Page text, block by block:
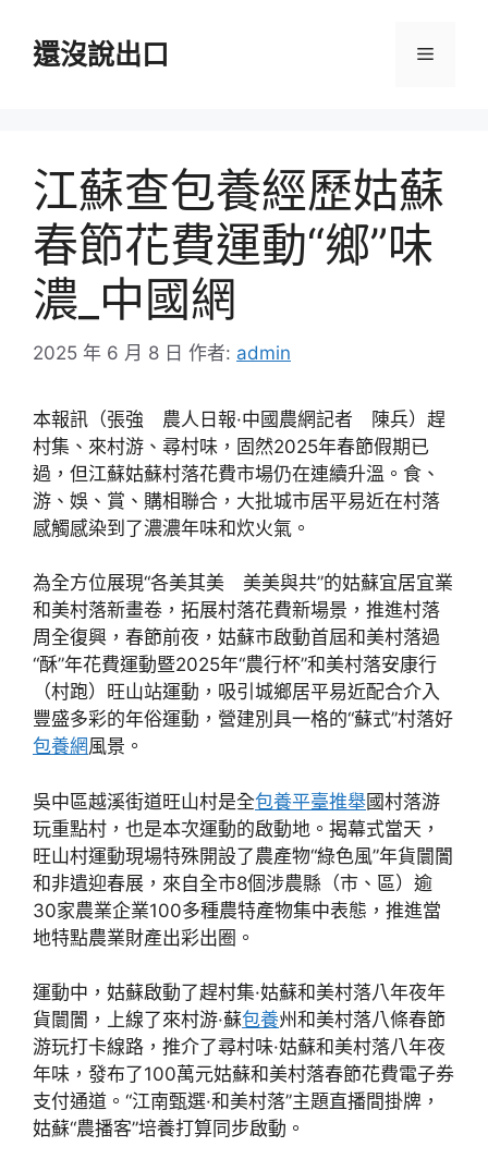
還沒說出口 選
江蘇查包養經歷姑蘇
春節花費運動“鄉”味
濃_中國網
2025 年 6 月 8 日 作者: admin
本報訊（張強 農人日報·中國農網記者 陳兵）趕
村集、來村游、尋村味，固然2025年春節假期已
過，但江蘇姑蘇村落花費市場仍在連續升溫。食、
游、娛、賞、購相聯合，大批城市居平易近在村落
感觸感染到了濃濃年味和炊火氣。
為全方位展現“各美其美 美美與共”的姑蘇宜居宜業
和美村落新畫卷，拓展村落花費新場景，推進村落
周全復興，春節前夜，姑蘇市啟動首屆和美村落過
“酥”年花費運動暨2025年“農行杯”和美村落安康行
（村跑）旺山站運動，吸引城鄉居平易近配合介入
豐盛多彩的年俗運動，營建別具一格的“蘇式”村落好
包養網風景。
吳中區越溪街道旺山村是全包養平臺推舉國村落游
玩重點村，也是本次運動的啟動地。揭幕式當天，
旺山村運動現場特殊開設了農產物“綠色風”年貨闤闠
和非遺迎春展，來自全市8個涉農縣（市、區）逾
30家農業企業100多種農特產物集中表態，推進當
地特點農業財產出彩出圈。
運動中，姑蘇啟動了趕村集·姑蘇和美村落八年夜年
貨闤闠，上線了來村游·蘇包養州和美村落八條春節
游玩打卡線路，推介了尋村味·姑蘇和美村落八年夜
年味，發布了100萬元姑蘇和美村落春節花費電子券
支付通道。“江南甄選·和美村落”主題直播間掛牌，
姑蘇“農播客”培養打算同步啟動。